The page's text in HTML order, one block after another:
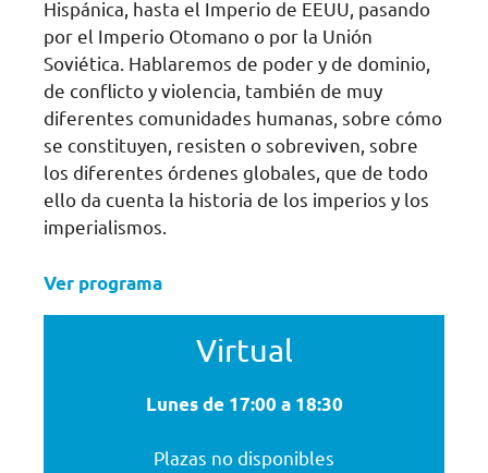
Hispánica, hasta el Imperio de EEUU, pasando
por el Imperio Otomano o por la Unión
Soviética. Hablaremos de poder y de dominio,
de conflicto y violencia, también de muy
diferentes comunidades humanas, sobre cómo
se constituyen, resisten o sobreviven, sobre
los diferentes órdenes globales, que de todo
ello da cuenta la historia de los imperios y los
imperialismos.
Ver programa
Virtual
Lunes de 17:00 a 18:30
Plazas no disponibles